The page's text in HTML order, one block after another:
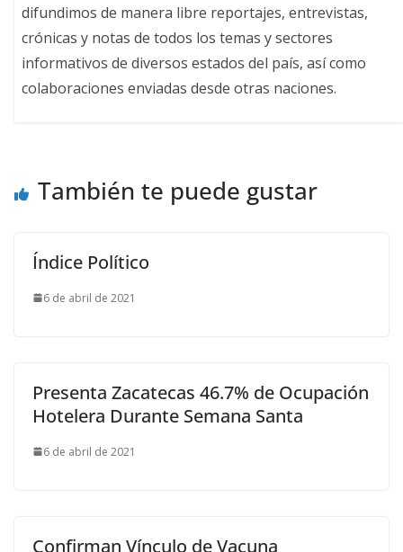
difundimos de manera libre reportajes, entrevistas,
crónicas y notas de todos los temas y sectores
informativos de diversos estados del país, así como
colaboraciones enviadas desde otras naciones.
También te puede gustar
Índice Político
6 de abril de 2021
Presenta Zacatecas 46.7% de Ocupación
Hotelera Durante Semana Santa
6 de abril de 2021
Confirman Vínculo de Vacuna